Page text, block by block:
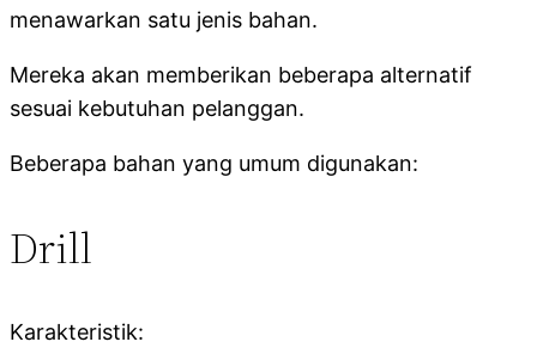
menawarkan satu jenis bahan.
Mereka akan memberikan beberapa alternatif
sesuai kebutuhan pelanggan.
Beberapa bahan yang umum digunakan:
Drill
Karakteristik: